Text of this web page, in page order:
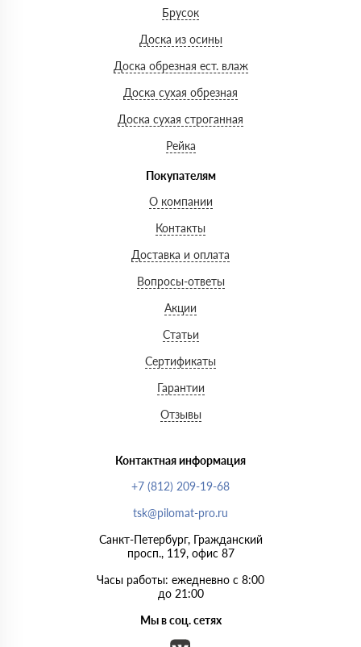
Брусок
Доска из осины
Доска обрезная ест. влаж
Доска сухая обрезная
Доска сухая строганная
Рейка
Покупателям
О компании
Контакты
Доставка и оплата
Вопросы-ответы
Акции
Статьи
Сертификаты
Гарантии
Отзывы
Контактная информация
+7 (812) 209-19-68
tsk@pilomat-pro.ru
Санкт-Петербург, Гражданский
просп., 119, офис 87
Часы работы: ежедневно с 8:00
до 21:00
Мы в соц. сетях